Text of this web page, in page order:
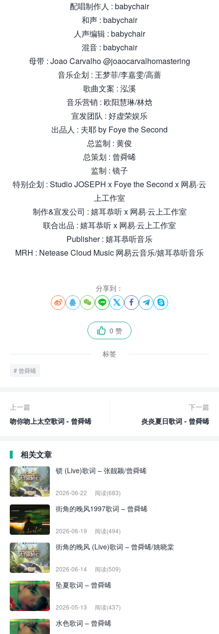
配唱制作人 : babychair
和声 : babychair
人声编辑 : babychair
混音 : babychair
母带 : Joao Carvalho @joaocarvalhomastering
音乐企划 : 王梦菲/李嘉雯/高蔷
歌曲文案 : 泓溪
音乐营销 : 欧阳慧琳/林焓
宣发团队 : 好虚荣娱乐
出品人 : 夫耶 by Foye the Second
总监制 : 黄俊
总策划 : 曾舜晞
监制 : 镜子
特别企划 : Studio JOSEPH x Foye the Second x 网易·云
上工作室
制作&宣发公司 : 嬉耳恭听 x 网易·云上工作室
联合出品 : 嬉耳恭听 x 网易·云上工作室
Publisher : 嬉耳恭听音乐
MRH : Netease Cloud Music 网易云音乐/嬉耳恭听音乐
分享到：
       
 0 赞
标签
曾舜晞
上一篇
吻你吻上太空歌词 - 曾舜晞
下一篇
炎炎夏日歌词 - 曾舜晞
相关文章
锁 (Live)歌词 – 张靓颖/曾舜晞
2026-06-22 阅读(683)
街角的晚风1997歌词 – 曾舜晞
2026-06-19 阅读(494)
街角的晚风 (Live)歌词 – 曾舜晞/姚晓棠
2026-06-14 阅读(509)
坠夏歌词 – 曾舜晞
2026-05-13 阅读(437)
水色歌词 – 曾舜晞